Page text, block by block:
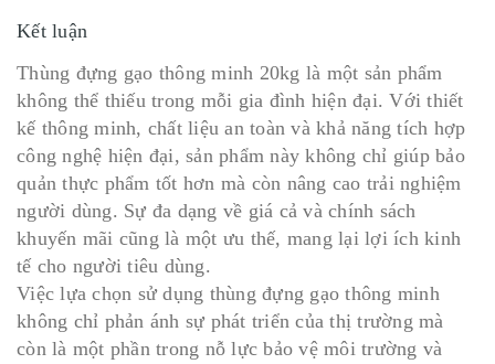
Kết luận
Thùng đựng gạo thông minh 20kg là một sản phẩm
không thể thiếu trong mỗi gia đình hiện đại. Với thiết
kế thông minh, chất liệu an toàn và khả năng tích hợp
công nghệ hiện đại, sản phẩm này không chỉ giúp bảo
quản thực phẩm tốt hơn mà còn nâng cao trải nghiệm
người dùng. Sự đa dạng về giá cả và chính sách
khuyến mãi cũng là một ưu thế, mang lại lợi ích kinh
tế cho người tiêu dùng.
Việc lựa chọn sử dụng thùng đựng gạo thông minh
không chỉ phản ánh sự phát triển của thị trường mà
còn là một phần trong nỗ lực bảo vệ môi trường và